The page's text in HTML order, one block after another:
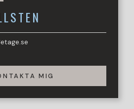
karaktär och fina
MIG